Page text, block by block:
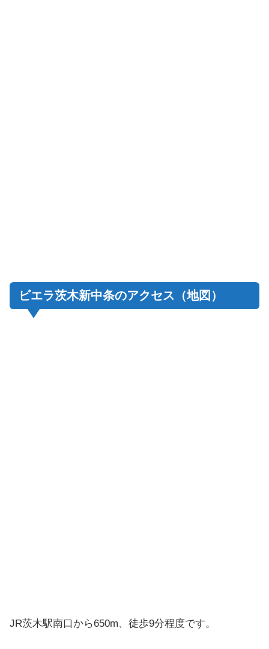
ビエラ茨木新中条のアクセス（地図）
JR茨木駅南口から650m、徒歩9分程度です。